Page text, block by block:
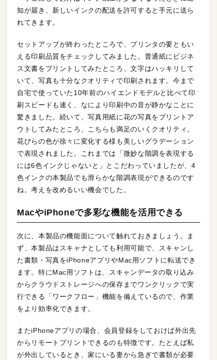
知が届き、新しいインクの配送を許可すると手元に送ら
れてきます。
セットアップが終わったところで、プリンタの要ともい
える印刷品質をチェックしてみました。普通紙にビジネ
ス文書をプリントしてみたところ、文字はハッキリして
いて、写真も十分なクオリティで印刷されます。今まで
自宅で使っていた10年前のハイエンドモデルと比べて印
刷スピードも速く、なにより印刷中の音が静かなことに
驚きました。続いて、写真用紙に花の写真をプリントア
ウトしてみたところ、こちらも満足のいくクオリティ。
花びらの色が徐々に変化する様も美しいグラデーション
で表現されました。これまでは「微妙な階調を表現する
には6色インクじゃないと」とこだわっていましたが、4
色インクの本製品でも滑らかな階調表現ができるのです
ね。考えを改めるいい機会でした。
MacやiPhoneで多彩な機能を活用できる
次に、本製品の機能面について触れておきましょう。ま
ず、本製品はスキャナとしても利用可能で、スキャンし
た書類・写真をiPhoneアプリやMac用ソフトに転送でき
ます。特にMac用ソフトは、スキャンデータの取り込み
からクラウドストレージへの保存までワンクリックで実
行できる「ワークフロー」機能を備えているので、作業
をより効率化できます。
またiPhoneアプリの場合、会員登録をしておけば外出先
からリモートプリントできるのも特徴です。たとえば私
が外出しているとき、家にいる妻から急ぎで書類が必要